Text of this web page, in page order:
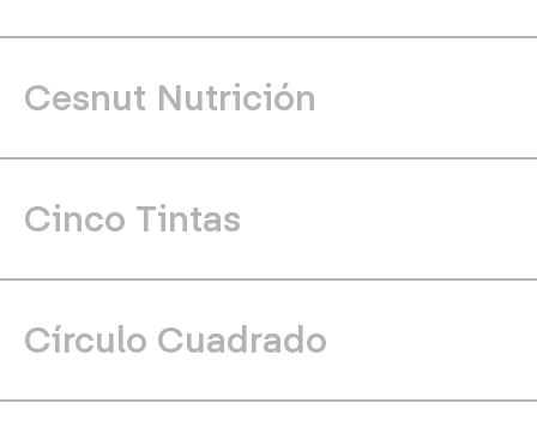
Cesnut Nutrición
Cinco Tintas
Círculo Cuadrado